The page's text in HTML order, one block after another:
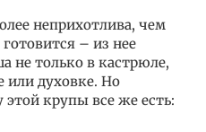
неприхотлива, чем
– из нее
не только в кастрюле,
или духовке. Но
крупы все же есть: